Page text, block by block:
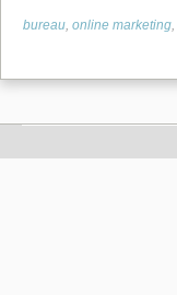
bureau online marketing